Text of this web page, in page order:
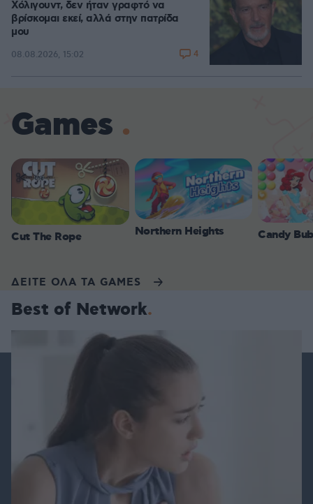
Χόλιγουντ, δεν ήταν γραφτό να
βρίσκομαι εκεί, αλλά στην πατρίδα
μου
08.08.2026, 15:02 4
Games
Cut The Rope Northern Heights Candy
ΔΕΙΤΕ ΟΛΑ ΤΑ GAMES
Best of Network